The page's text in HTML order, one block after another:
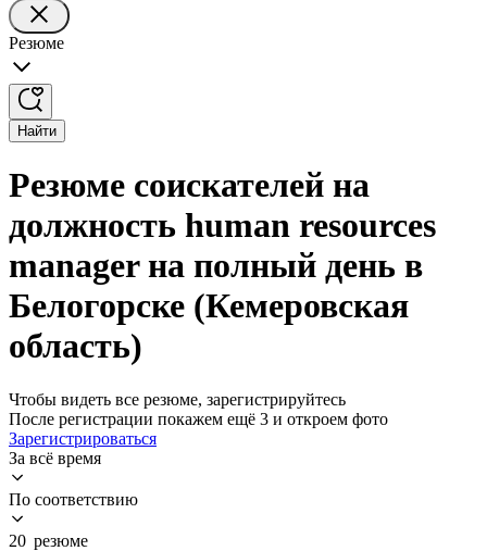
Резюме
Найти
Резюме соискателей на
должность human resources
manager на полный день в
Белогорске (Кемеровская
область)
Чтобы видеть все резюме, зарегистрируйтесь
После регистрации покажем ещё 3 и откроем фото
Зарегистрироваться
За всё время
По соответствию
20 резюме